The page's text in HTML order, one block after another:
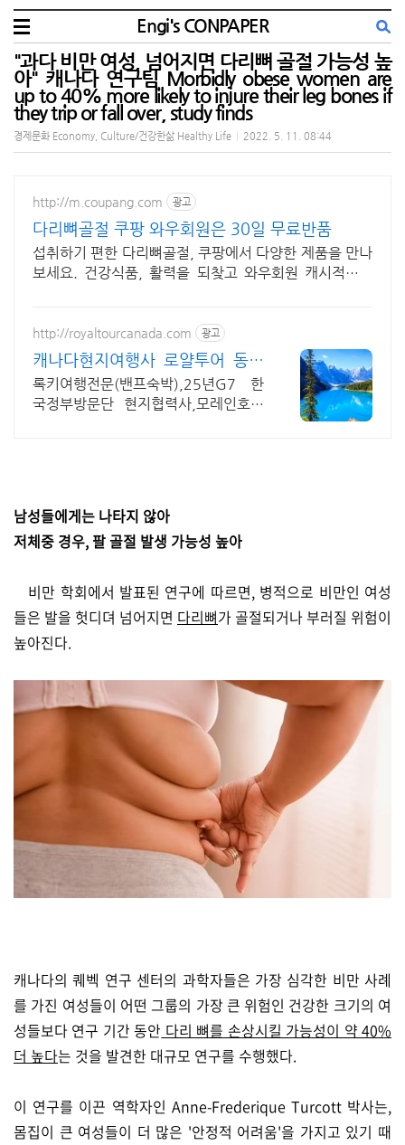
Engi's CONPAPER
"과다 비만 여성, 넘어지면 다리뼈 골절 가능성 높
아" 캐나다 연구팀 Morbidly obese women are
up to 40% more likely to injure their leg bones if
they trip or fall over, study finds
경제문화 Economy, Culture/건강한삶 Healthy Life 2022. 5. 11. 08:44
http://m.coupang.com 광고
다리뼈골절 쿠팡 와우회원은 30일 무료반품
섭취하기 편한 다리뼈골절, 쿠팡에서 다양한 제품을 만나
보세요. 건강식품, 활력을 되찾고 와우회원 캐시적립도
http://royaltourcanada.com 광고
캐나다현지여행사 로얄투어 동화
속 마을 밴프타운 숙박
록키여행전문(밴프숙박),25년G7 한
국정부방문단 현지협력사,모레인호수
남성들에게는 나타지 않아
저체중 경우, 팔 골절 발생 가능성 높아
비만 학회에서 발표된 연구에 따르면, 병적으로 비만인 여성
들은 발을 헛디뎌 넘어지면 다리뼈가 골절되거나 부러질 위험이
높아진다.
캐나다의 퀘벡 연구 센터의 과학자들은 가장 심각한 비만 사례
를 가진 여성들이 어떤 그룹의 가장 큰 위험인 건강한 크기의 여
성들보다 연구 기간 동안 다리 뼈를 손상시킬 가능성이 약 40%
더 높다는 것을 발견한 대규모 연구를 수행했다.
이 연구를 이끈 역학자인 Anne-Frederique Turcott 박사는,
몸집이 큰 여성들이 더 많은 '안정적 어려움'을 가지고 있기 때